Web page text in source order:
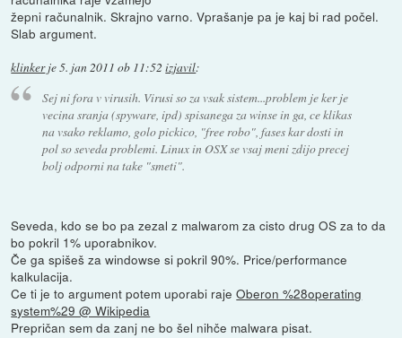
žepni računalnik. Skrajno varno. Vprašanje pa je kaj bi rad počel.
Slab argument.
klinkerje5. jan 2011 ob 11:52 izjavil:
Sej ni fora v virusih. Virusi so za vsak sistem...problem je ker je
vecina sranja (spyware, ipd) spisanega za winse in ga, ce klikas
na vsako reklamo, golo pickico, "free robo", fases kar dosti in
pol so seveda problemi. Linux in OSX se vsaj meni zdijo precej
bolj odporni na take "smeti".
Seveda, kdo se bo pa zezal z malwarom za cisto drug OS za to da
bo pokril 1% uporabnikov.
Če ga spišeš za windowse si pokril 90%. Price/performance
kalkulacija.
Ce ti je to argument potem uporabi rajeOberon %28operating
system%29 @ Wikipedia
Prepričan sem da zanj ne bo šel nihče malwara pisat.